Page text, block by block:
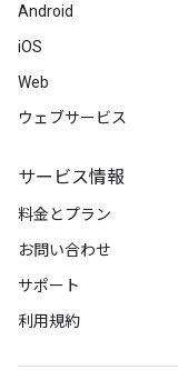
Android
iOS
Web
ウェブサービス
サービス情報
料金とプラン
お問い合わせ
サポート
利用規約